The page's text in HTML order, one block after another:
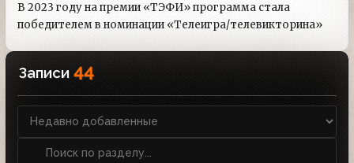
В 2023 году на премии «ТЭФИ» программа стала
победителем в номинации «Телеигра/телевикторина»
Записи 44